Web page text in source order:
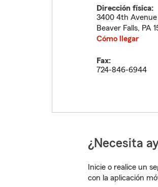
Dirección física:
3400 4th Avenue
Beaver Falls, PA
Cómo llegar
Fax:
724-846-6944
¿Necesita
Inicie o realice un
con la aplicación